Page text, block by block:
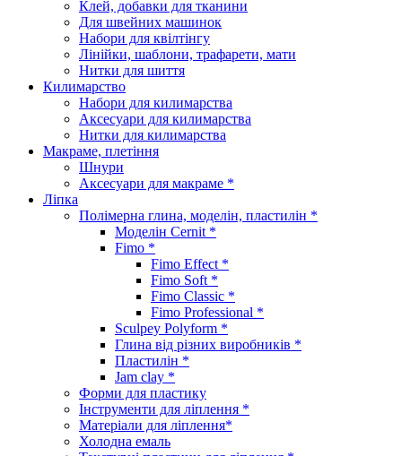
Клей, добавки для тканини
Для швейних машинок
Набори для квілтінгу
Лінійки, шаблони, трафарети, мати
Нитки для шиття
Килимарство
Набори для килимарства
Аксесуари для килимарства
Нитки для килимарства
Макраме, плетіння
Шнури
Аксесуари для макраме *
Ліпка
Полімерна глина, моделін, пластилін *
Моделін Cernit *
Fimo *
Fimo Effect *
Fimo Soft *
Fimo Classic *
Fimo Professional *
Sculpey Polyform *
Глина від різних виробників *
Пластилін *
Jam clay *
Форми для пластику
Інструменти для ліплення *
Матеріали для ліплення*
Холодна емаль